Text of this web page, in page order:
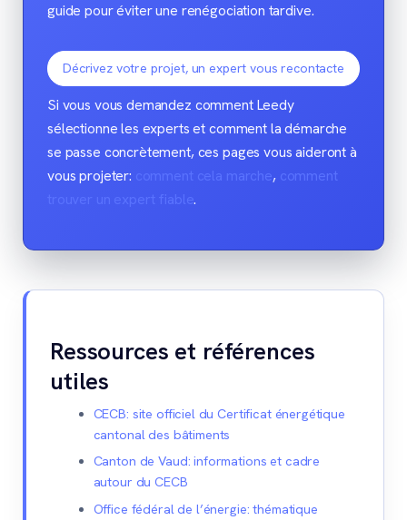
guide pour éviter une renégociation tardive.
Décrivez votre projet, un expert vous recontacte
Si vous vous demandez comment Leedy
sélectionne les experts et comment la démarche
se passe concrètement, ces pages vous aideront à
vous projeter: comment cela marche, comment
trouver un expert fiable.
Ressources et références
utiles
CECB: site officiel du Certificat énergétique
cantonal des bâtiments
Canton de Vaud: informations et cadre
autour du CECB
Office fédéral de l’énergie: thématique